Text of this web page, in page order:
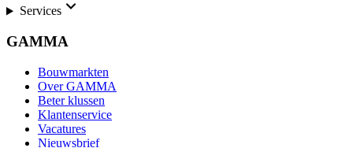
Services
GAMMA
Bouwmarkten
Over GAMMA
Beter klussen
Klantenservice
Vacatures
Nieuwsbrief